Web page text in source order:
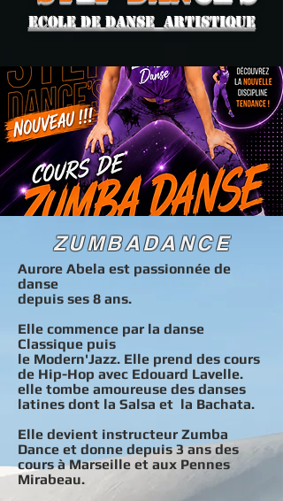
ECOLE DE DANSE ARTISTIQUE
ZUMBADANCE
Aurore Abela est passionnée de
danse
depuis ses 8 ans.
Elle commence par la danse
Classique puis
le Modern'Jazz. Elle prend des cours
de Hip-Hop avec Edouard Lavelle.
elle tombe amoureuse des danses
latines dont la Salsa et la Bachata.
Elle devient instructeur Zumba
Dance et donne depuis 3 ans des
cours à Marseille et aux Pennes
Mirabeau.